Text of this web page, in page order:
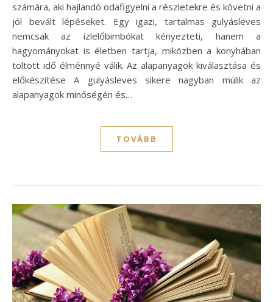
számára, aki hajlandó odafigyelni a részletekre és követni a
jól bevált lépéseket. Egy igazi, tartalmas gulyásleves
nemcsak az ízlelőbimbókat kényezteti, hanem a
hagyományokat is életben tartja, miközben a konyhában
töltött idő élménnyé válik. Az alapanyagok kiválasztása és
előkészítése A gulyásleves sikere nagyban múlik az
alapanyagok minőségén és…
TOVÁBB